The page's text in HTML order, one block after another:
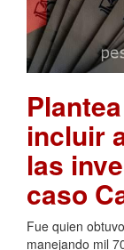
incluir
las
caso
Fue quien
manejando mil